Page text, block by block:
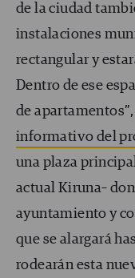
de la ciudad
instalaciones
rectangular y
Dentro de ese
de
informativo del
una plaza
actual Kiruna–
ayuntamiento y
que se alargará
rodearán esta